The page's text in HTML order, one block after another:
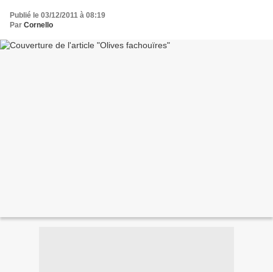
Publié le 03/12/2011 à 08:19
Par Cornello